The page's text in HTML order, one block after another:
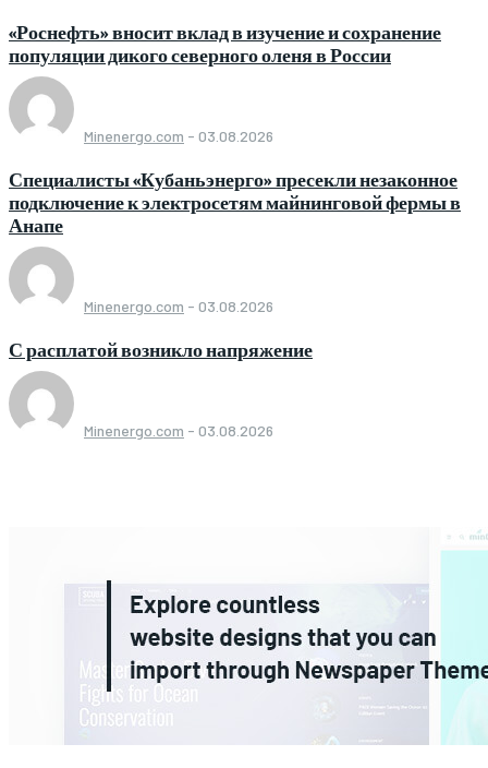
«Роснефть» вносит вклад в изучение и сохранение
популяции дикого северного оленя в России
Minenergo.com - 03.08.2026
Специалисты «Кубаньэнерго» пресекли незаконное
подключение к электросетям майнинговой фермы в
Анапе
Minenergo.com - 03.08.2026
С расплатой возникло напряжение
Minenergo.com - 03.08.2026